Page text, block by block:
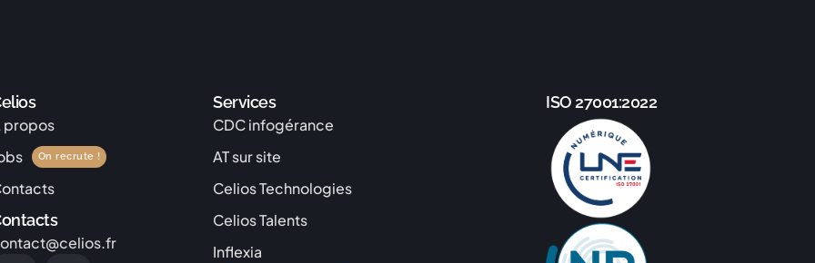
propos
On recrute !
Services
CDC infogérance
AT sur site
Celios Technologies
Celios Talents
Inflexia
ISO 27001:2022